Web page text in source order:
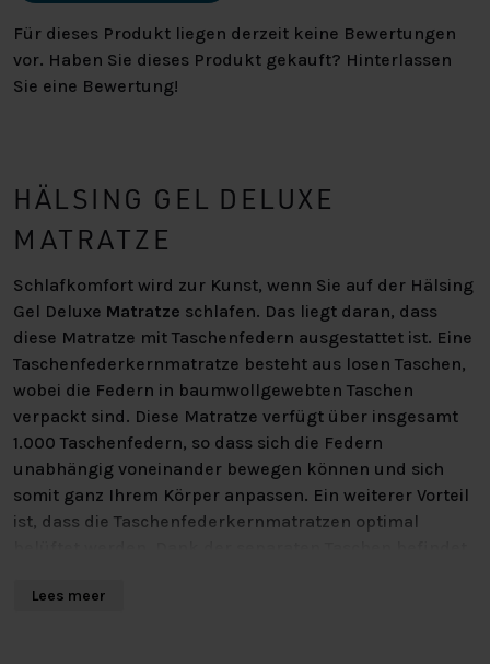
Für dieses Produkt liegen derzeit keine Bewertungen
vor. Haben Sie dieses Produkt gekauft? Hinterlassen
Sie eine Bewertung!
HÄLSING GEL DELUXE
MATRATZE
Schlafkomfort wird zur Kunst, wenn Sie auf der Hälsing
Gel Deluxe Matratze schlafen. Das liegt daran, dass
diese Matratze mit Taschenfedern ausgestattet ist. Eine
Taschenfederkernmatratze besteht aus losen Taschen,
wobei die Federn in baumwollgewebten Taschen
verpackt sind. Diese Matratze verfügt über insgesamt
1.000 Taschenfedern, so dass sich die Federn
unabhängig voneinander bewegen können und sich
somit ganz Ihrem Körper anpassen. Ein weiterer Vorteil
ist, dass die Taschenfederkernmatratzen optimal
Matratze nicht nur bequem, sondern auch immer schön
Lees meer